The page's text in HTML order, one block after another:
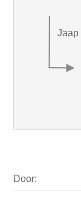
Jaap
Sidebar
Door: